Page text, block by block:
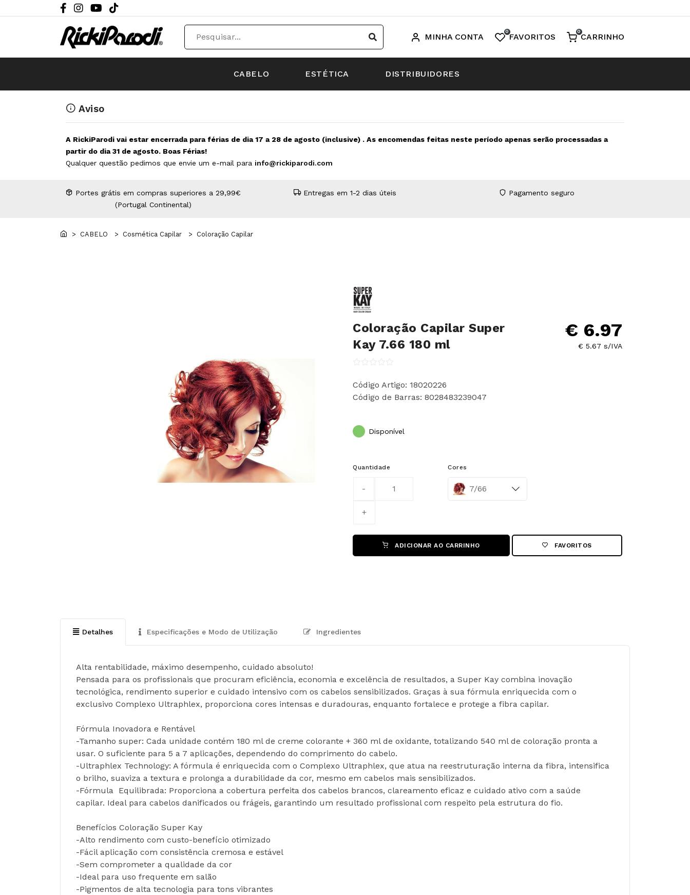
MINHA CONTA
0
FAVORITOS
0
CARRINHO
CABELO ESTÉTICA DISTRIBUIDORES
Aviso
A RickiParodi vai estar encerrada para férias de dia 17 a 28 de agosto (inclusive) . As encomendas feitas neste período apenas serão processadas a
partir do dia 31 de agosto. Boas Férias!
Qualquer questão pedimos que envie um e-mail para info@rickiparodi.com
Portes grátis em compras superiores a 29,99€
(Portugal Continental)
Entregas em 1-2 dias úteis Pagamento seguro
> CABELO > Cosmética Capilar > Coloração Capilar
Coloração Capilar Super
Kay 7.66 180 ml
€ 6.97
€ 5.67 s/IVA
Código Artigo: 18020226
Código de Barras: 8028483239047
Disponível
Quantidade Cores
Color
7/66
ADICIONAR AO CARRINHO FAVORITOS
Detalhes Especificações e Modo de Utilização Ingredientes
Alta rentabilidade, máximo desempenho, cuidado absoluto!
Pensada para os profissionais que procuram eficiência, economia e excelência de resultados, a Super Kay combina inovação
tecnológica, rendimento superior e cuidado intensivo com os cabelos sensibilizados. Graças à sua fórmula enriquecida com o
exclusivo Complexo Ultraphlex, proporciona cores intensas e duradouras, enquanto fortalece e protege a fibra capilar.
Fórmula Inovadora e Rentável
-Tamanho super: Cada unidade contém 180 ml de creme colorante + 360 ml de oxidante, totalizando 540 ml de coloração pronta a
usar. O suficiente para 5 a 7 aplicações, dependendo do comprimento do cabelo.
-Ultraphlex Technology: A fórmula é enriquecida com o Complexo Ultraphlex, que atua na reestruturação interna da fibra, intensifica
o brilho, suaviza a textura e prolonga a durabilidade da cor, mesmo em cabelos mais sensibilizados.
-Fórmula  Equilibrada: Proporciona a cobertura perfeita dos cabelos brancos, clareamento eficaz e cuidado ativo com a saúde
capilar. Ideal para cabelos danificados ou frágeis, garantindo um resultado profissional com respeito pela estrutura do fio.
Benefícios Coloração Super Kay
-Alto rendimento com custo-benefício otimizado
-Fácil aplicação com consistência cremosa e estável
-Sem comprometer a qualidade da cor
-Ideal para uso frequente em salão
-Pigmentos de alta tecnologia para tons vibrantes